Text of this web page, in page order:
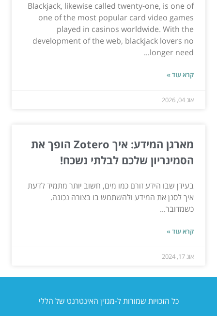
Blackjack, likewise called twenty-one, is one of
one of the most popular card video games
played in casinos worldwide. With the
development of the web, blackjack lovers no
longer need...
קרא עוד »
אוג 04, 2026
מארגן המידע: איך Zotero הופך את
הסמינריון שלכם לבלתי נשכח!
בעידן שבו הידע זורם כמו מים, חשוב יותר מתמיד לדעת
איך לסנן את המידע ולהשתמש בו בצורה נכונה.
כשמדובר...
קרא עוד »
אוג 17, 2024
כל הזכויות שמורות ל-מגזין האינטרנט של הללי